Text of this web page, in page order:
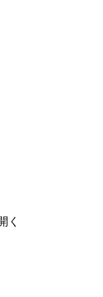
く